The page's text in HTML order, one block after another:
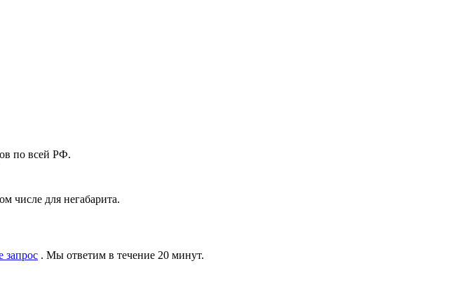
по всей РФ.
числе для негабарита.
запрос . Мы ответим в течение 20 минут.